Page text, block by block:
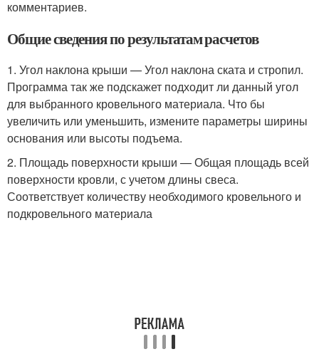
комментариев.
Общие сведения по результатам расчетов
1. Угол наклона крыши — Угол наклона ската и стропил.
Программа так же подскажет подходит ли данный угол
для выбранного кровельного материала. Что бы
увеличить или уменьшить, измените параметры ширины
основания или высоты подъема.
2. Площадь поверхности крыши — Общая площадь всей
поверхности кровли, с учетом длины свеса.
Соответствует количеству необходимого кровельного и
подкровельного материала